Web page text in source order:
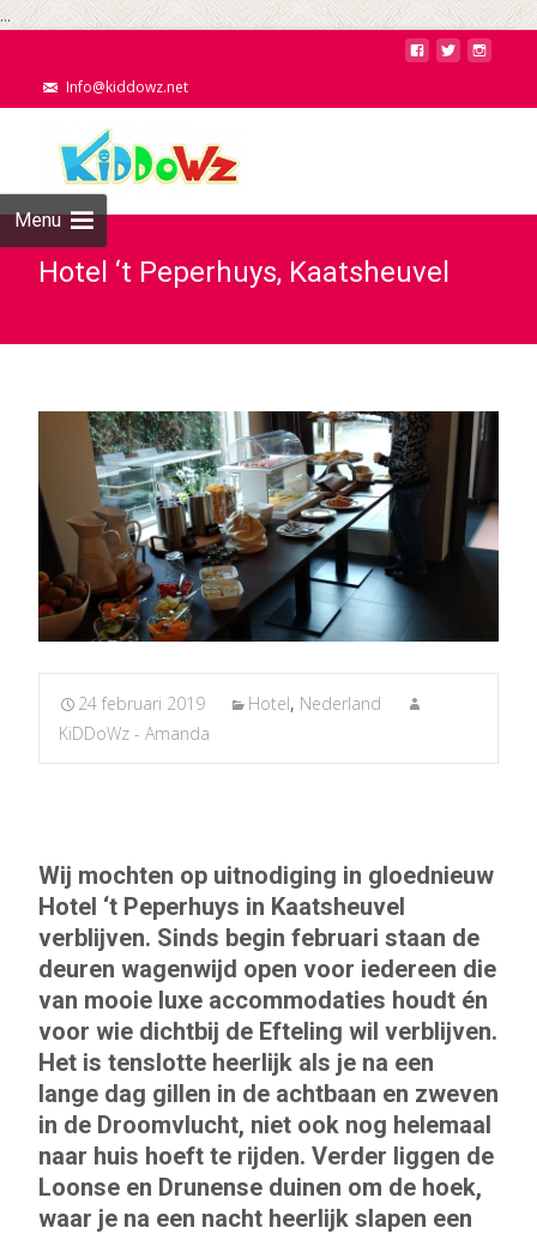
...
Info@kiddowz.net
Menu
Hotel ‘t Peperhuys, Kaatsheuvel
24 februari 2019 Hotel, Nederland
KiDDoWz - Amanda
Wij mochten op uitnodiging in gloednieuw
Hotel ‘t Peperhuys in Kaatsheuvel
verblijven. Sinds begin februari staan de
deuren wagenwijd open voor iedereen die
van mooie luxe accommodaties houdt én
voor wie dichtbij de Efteling wil verblijven.
Het is tenslotte heerlijk als je na een
lange dag gillen in de achtbaan en zweven
in de Droomvlucht, niet ook nog helemaal
naar huis hoeft te rijden. Verder liggen de
Loonse en Drunense duinen om de hoek,
waar je na een nacht heerlijk slapen een